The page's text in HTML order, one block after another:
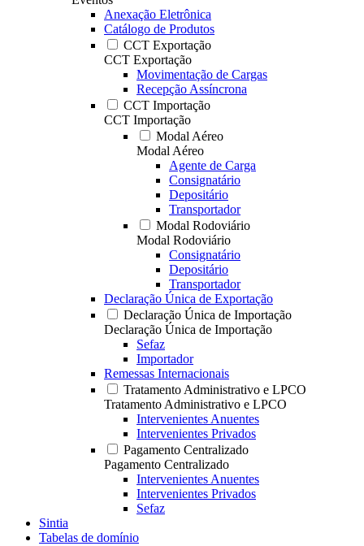
Anexação Eletrônica
Catálogo de Produtos
CCT Exportação
CCT Exportação
Movimentação de Cargas
Recepção Assíncrona
CCT Importação
CCT Importação
Modal Aéreo
Modal Aéreo
Agente de Carga
Consignatário
Depositário
Transportador
Modal Rodoviário
Modal Rodoviário
Consignatário
Depositário
Transportador
Declaração Única de Exportação
Declaração Única de Importação
Declaração Única de Importação
Sefaz
Importador
Remessas Internacionais
Tratamento Administrativo e LPCO
Tratamento Administrativo e LPCO
Intervenientes Anuentes
Intervenientes Privados
Pagamento Centralizado
Pagamento Centralizado
Intervenientes Anuentes
Intervenientes Privados
Sefaz
Sintia
Tabelas de domínio